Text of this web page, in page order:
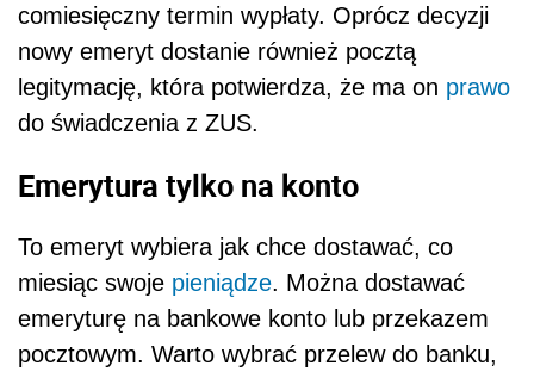
comiesięczny termin wypłaty. Oprócz decyzji
nowy emeryt dostanie również pocztą
legitymację, która potwierdza, że ma on prawo
do świadczenia z ZUS.
Emerytura tylko na konto
To emeryt wybiera jak chce dostawać, co
miesiąc swoje pieniądze. Można dostawać
emeryturę na bankowe konto lub przekazem
pocztowym. Warto wybrać przelew do banku,